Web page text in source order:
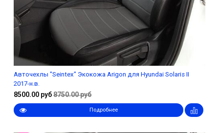
Авточехлы "Seintex" Экокожа Arigon для Hyundai Solaris II
2017-н.в.
8500.00 руб8750.00 руб
Подробнее